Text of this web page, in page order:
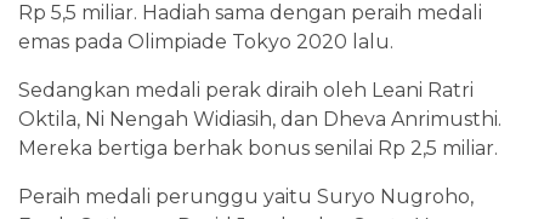
Rp 5,5 miliar. Hadiah sama dengan peraih medali
emas pada Olimpiade Tokyo 2020 lalu.
Sedangkan medali perak diraih oleh Leani Ratri
Oktila, Ni Nengah Widiasih, dan Dheva Anrimusthi.
Mereka bertiga berhak bonus senilai Rp 2,5 miliar.
Peraih medali perunggu yaitu Suryo Nugroho,